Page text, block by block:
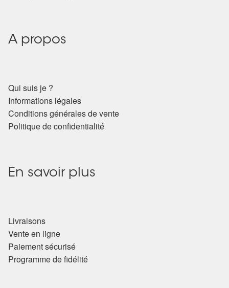
A propos
Qui suis je ?
Informations légales
Conditions générales de vente
Politique de confidentialité
En savoir plus
Livraisons
Vente en ligne
Paiement sécurisé
Programme de fidélité